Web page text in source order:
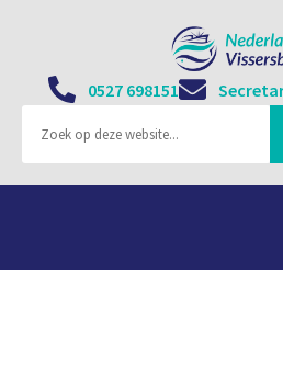
0527 698151